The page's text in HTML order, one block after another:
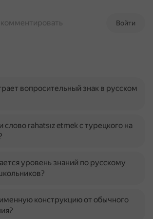
Войти
вопросительный знак в русском
слово rahatsız etmek с турецкого на
уровень знаний по русскому
конструкцию от обычного